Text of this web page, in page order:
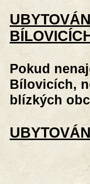
Pokud
Bílovicích,
blízkých